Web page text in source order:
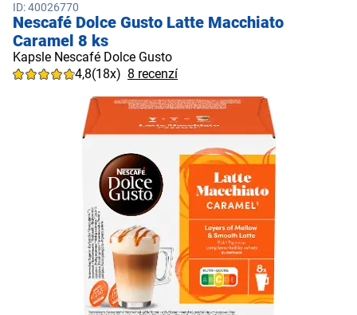
ID: 40026770
Nescafé Dolce Gusto Latte Macchiato
Caramel 8 ks
Kapsle Nescafé Dolce Gusto
4,8(18x) 8 recenzí